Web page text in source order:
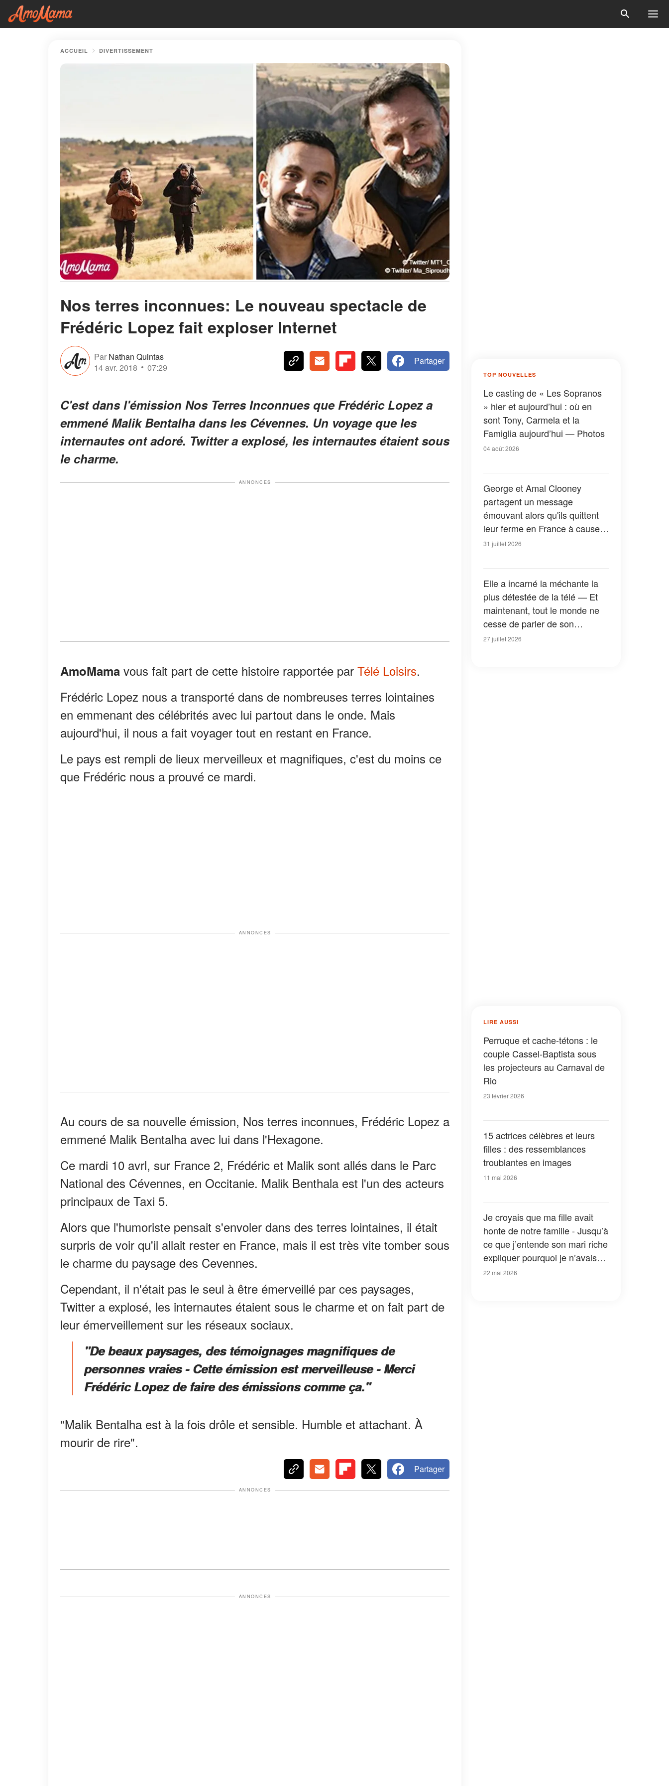
ACCUEIL DIVERTISSEMENT
Nos terres inconnues: Le nouveau spectacle de
Frédéric Lopez fait exploser Internet
Par Nathan Quintas
14 avr. 2018
07:29
Partager
C'est dans l'émission Nos Terres Inconnues que Frédéric Lopez a
emmené Malik Bentalha dans les Cévennes. Un voyage que les
internautes ont adoré. Twitter a explosé, les internautes étaient sous
le charme.
ANNONCES
AmoMama vous fait part de cette histoire rapportée par Télé Loisirs.
Frédéric Lopez nous a transporté dans de nombreuses terres lointaines
en emmenant des célébrités avec lui partout dans le onde. Mais
aujourd'hui, il nous a fait voyager tout en restant en France.
Le pays est rempli de lieux merveilleux et magnifiques, c'est du moins ce
que Frédéric nous a prouvé ce mardi.
ANNONCES
Au cours de sa nouvelle émission, Nos terres inconnues, Frédéric Lopez a
emmené Malik Bentalha avec lui dans l'Hexagone.
Ce mardi 10 avrl, sur France 2, Frédéric et Malik sont allés dans le Parc
National des Cévennes, en Occitanie. Malik Benthala est l'un des acteurs
principaux de Taxi 5.
Alors que l'humoriste pensait s'envoler dans des terres lointaines, il était
surpris de voir qu'il allait rester en France, mais il est très vite tomber sous
le charme du paysage des Cevennes.
Cependant, il n'était pas le seul à être émerveillé par ces paysages,
Twitter a explosé, les internautes étaient sous le charme et on fait part de
leur émerveillement sur les réseaux sociaux.
"De beaux paysages, des témoignages magnifiques de
personnes vraies - Cette émission est merveilleuse - Merci
Frédéric Lopez de faire des émissions comme ça."
"Malik Bentalha est à la fois drôle et sensible. Humble et attachant. À
mourir de rire".
Partager
ANNONCES
ANNONCES
TOP NOUVELLES
Le casting de « Les Sopranos
» hier et aujourd’hui : où en
sont Tony, Carmela et la
Famiglia aujourd’hui — Photos
04 août 2026
George et Amal Clooney
partagent un message
émouvant alors qu'ils quittent
leur ferme en France à cause
des feux de forêt — Tous les
31 juillet 2026
Elle a incarné la méchante la
plus détestée de la télé — Et
maintenant, tout le monde ne
cesse de parler de son
apparition dans la nouvelle
27 juillet 2026
LIRE AUSSI
Perruque et cache-tétons : le
couple Cassel-Baptista sous
les projecteurs au Carnaval de
Rio
23 février 2026
15 actrices célèbres et leurs
filles : des ressemblances
troublantes en images
11 mai 2026
Je croyais que ma fille avait
honte de notre famille - Jusqu’à
ce que j’entende son mari riche
expliquer pourquoi je n’avais
jamais été invitée chez eux
22 mai 2026